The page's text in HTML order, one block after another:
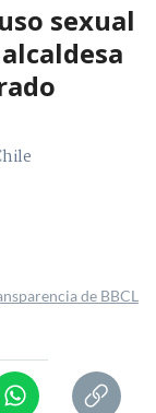
sexual
de BBCL